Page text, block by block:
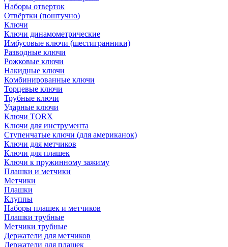
Наборы отверток
Отвёртки (поштучно)
Ключи
Ключи динамометрические
Имбусовые ключи (шестигранники)
Разводные ключи
Рожковые ключи
Накидные ключи
Комбинированные ключи
Торцевые ключи
Трубные ключи
Ударные ключи
Ключи TORX
Ключи для инструмента
Ступенчатые ключи (для американок)
Ключи для метчиков
Ключи для плашек
Ключи к пружинному зажиму
Плашки и метчики
Метчики
Плашки
Клуппы
Наборы плашек и метчиков
Плашки трубные
Метчики трубные
Держатели для метчиков
Держатели для плашек